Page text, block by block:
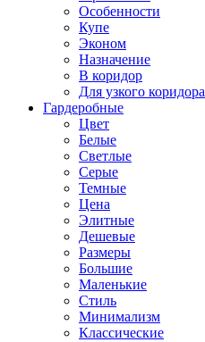
Особенности
Купе
Эконом
Назначение
В коридор
Для узкого коридора
Гардеробные
Цвет
Белые
Светлые
Серые
Темные
Цена
Элитные
Дешевые
Размеры
Большие
Маленькие
Стиль
Минимализм
Классические